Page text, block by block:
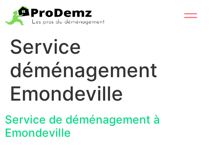
Service
déménagement
Emondeville
Service de déménagement à
Emondeville